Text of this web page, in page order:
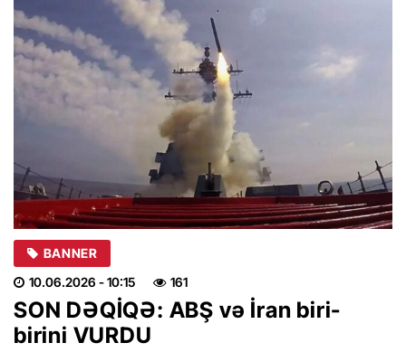
BANNER
10.06.2026 - 10:15 161
SON DƏQİQƏ: ABŞ və İran biri-
birini VURDU